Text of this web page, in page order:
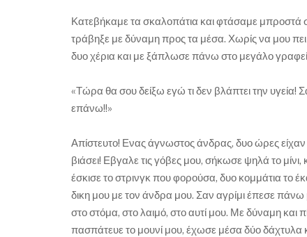
Κατεβήκαμε τα σκαλοπάτια και φτάσαμε μπροστά
τράβηξε με δύναμη προς τα μέσα. Χωρίς να μου
δυο χέρια και με ξάπλωσε πάνω στο μεγάλο
«Τώρα θα σου δείξω εγώ τι δεν βλάπτει την
επάνω!!»
Απίστευτο! Ενας άγνωστος άνδρας, δυο ώρες
βιάσει! Εβγαλε τις γόβες μου, σήκωσε ψηλά το
έσκισε το στρινγκ που φορούσα, δυο κομμάτια το
δικη μου με τον άνδρα μου. Σαν αγρίμι έπεσε
στο στόμα, στο λαιμό, στο αυτί μου. Με δύναμη και
πασπάτευε το μουνί μου, έχωσε μέσα δύο δάχτυλα